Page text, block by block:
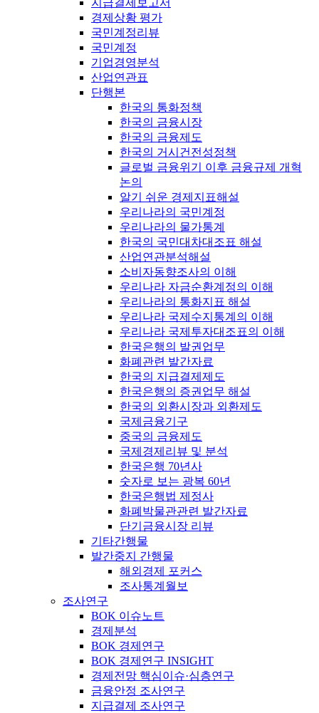
지급결제보고서
경제상황 평가
국민계정리뷰
국민계정
기업경영분석
산업연관표
단행본
한국의 통화정책
한국의 금융시장
한국의 금융제도
한국의 거시건전성정책
글로벌 금융위기 이후 금융규제 개혁
논의
알기 쉬운 경제지표해설
우리나라의 국민계정
우리나라의 물가통계
한국의 국민대차대조표 해설
산업연관분석해설
소비자동향조사의 이해
우리나라 자금순환계정의 이해
우리나라의 통화지표 해설
우리나라 국제수지통계의 이해
우리나라 국제투자대조표의 이해
한국은행의 발권업무
화폐관련 발간자료
한국의 지급결제제도
한국은행의 증권업무 해설
한국의 외환시장과 외환제도
국제금융기구
중국의 금융제도
국제경제리뷰 및 분석
한국은행 70년사
숫자로 보는 광복 60년
한국은행법 제정사
화폐박물관관련 발간자료
단기금융시장 리뷰
기타간행물
발간중지 간행물
해외경제 포커스
조사통계월보
조사연구
BOK 이슈노트
경제분석
BOK 경제연구
BOK 경제연구 INSIGHT
경제전망 핵심이슈·심층연구
금융안정 조사연구
지급결제 조사연구